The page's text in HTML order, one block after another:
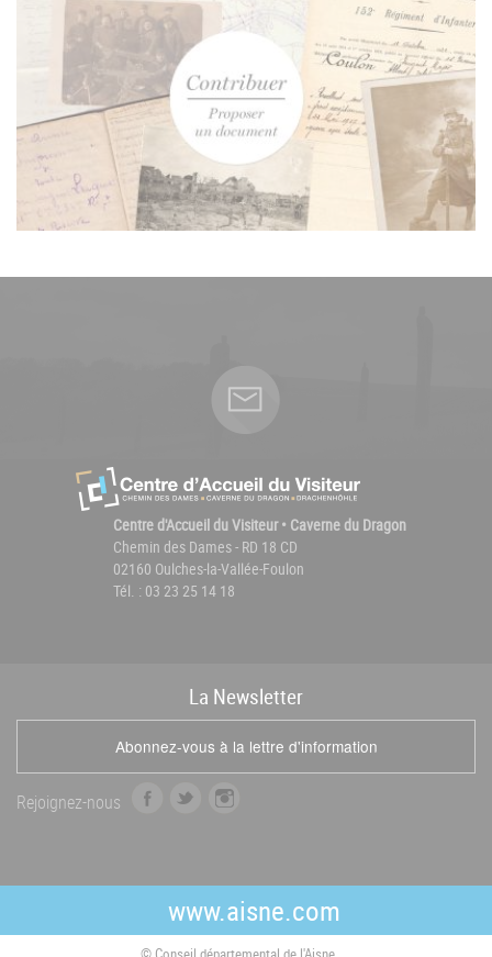
Centre d'Accueil du Visiteur • Caverne du Dragon
Chemin des Dames - RD 18 CD
02160 Oulches-la-Vallée-Foulon
Tél. : 03 23 25 14 18
La Newsletter
Abonnez-vous à la lettre d'information
Rejoignez-nous
b
o
t
e
r
a
g
r
www.aisne.com